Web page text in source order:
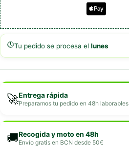
🕔Tu pedido se procesa el lunes
🚀Entrega rápida
Preparamos tu pedido en 48h laborables
🚚Recogida y moto en 48h
Envío gratis en BCN desde 50€